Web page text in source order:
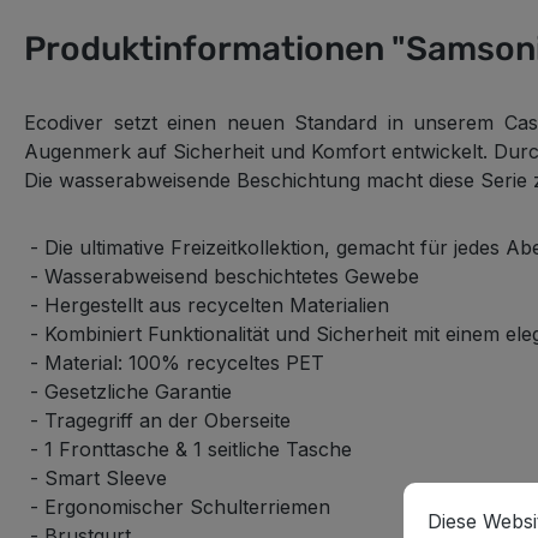
Produktinformationen
Ecodiver setzt einen neuen Standard in unserem
Augenmerk auf Sicherheit und Komfort entwickelt.
Die wasserabweisende Beschichtung macht diese
- Die ultimative Freizeitkollektion, gemacht für jedes
- Wasserabweisend beschichtetes Gewebe
- Hergestellt aus recycelten Materialien
- Kombiniert Funktionalität und Sicherheit mit einem
- Material: 100% recyceltes PET
- Gesetzliche Garantie
- Tragegriff an der Oberseite
- 1 Fronttasche & 1 seitliche Tasche
- Smart Sleeve
- Ergonomischer Schulterriemen
Cookie-
Diese
Diese